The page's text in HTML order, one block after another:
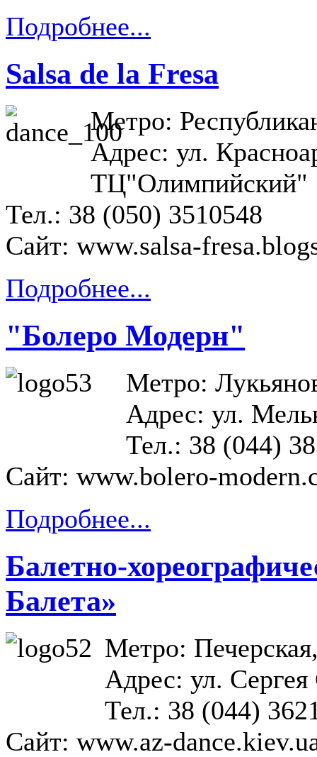
Подробнее...
Salsa de la Fresa
Метро:
Адрес: ул.
ТЦ"Олимпийский"
Тел.: 38 (050) 3510548
Сайт: www.salsa-
Подробнее...
"Болеро Модерн"
Метро:
Адрес: ул.
Тел.: 38 (044)
Сайт: www.bolero-
Подробнее...
Балетно-
Балета»
Метро:
Адрес: ул. Сергея
Тел.: 38 (044)
Сайт: www.az-